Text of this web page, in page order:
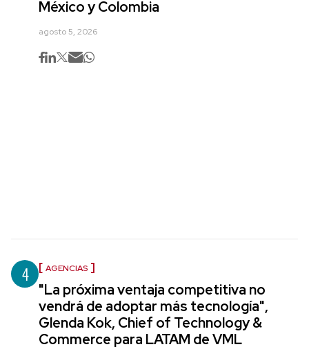
México y Colombia
agosto 5, 2026
4 AGENCIAS
"La próxima ventaja competitiva no
vendrá de adoptar más tecnología",
Glenda Kok, Chief of Technology &
Commerce para LATAM de VML